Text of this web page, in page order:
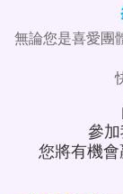
無論您是喜愛團
參加
您將有機